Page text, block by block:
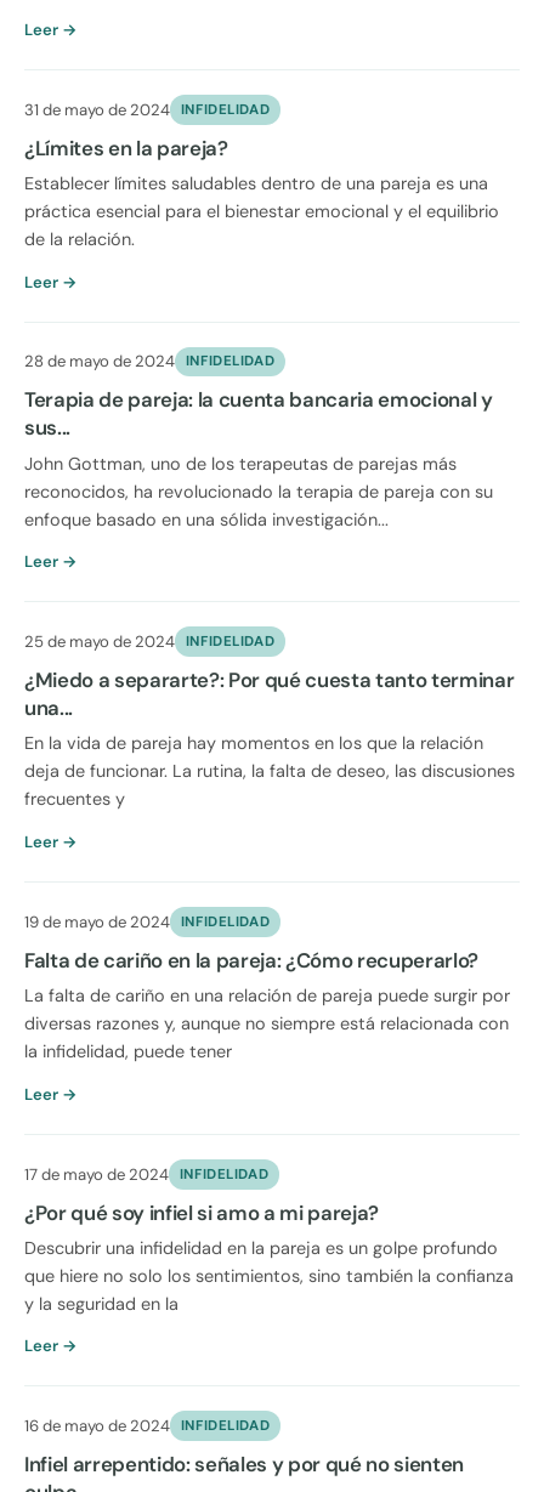
Leer →
31 de mayo de 2024 INFIDELIDAD
¿Límites en la pareja?
Establecer límites saludables dentro de una pareja es una
práctica esencial para el bienestar emocional y el equilibrio
de la relación.
Leer →
28 de mayo de 2024 INFIDELIDAD
Terapia de pareja: la cuenta bancaria emocional y
sus...
John Gottman, uno de los terapeutas de parejas más
reconocidos, ha revolucionado la terapia de pareja con su
enfoque basado en una sólida investigación...
Leer →
25 de mayo de 2024 INFIDELIDAD
¿Miedo a separarte?: Por qué cuesta tanto terminar
una...
En la vida de pareja hay momentos en los que la relación
deja de funcionar. La rutina, la falta de deseo, las discusiones
frecuentes y
Leer →
19 de mayo de 2024 INFIDELIDAD
Falta de cariño en la pareja: ¿Cómo recuperarlo?
La falta de cariño en una relación de pareja puede surgir por
diversas razones y, aunque no siempre está relacionada con
la infidelidad, puede tener
Leer →
17 de mayo de 2024 INFIDELIDAD
¿Por qué soy infiel si amo a mi pareja?
Descubrir una infidelidad en la pareja es un golpe profundo
que hiere no solo los sentimientos, sino también la confianza
y la seguridad en la
Leer →
16 de mayo de 2024 INFIDELIDAD
Infiel arrepentido: señales y por qué no sienten